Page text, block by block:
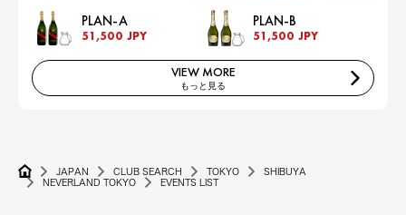
PLAN-A
51,500 JPY
PLAN-B
51,500 JPY
VIEW MORE
もっと見る
JAPAN CLUB SEARCH TOKYO
SHIBUYA
NEVERLAND TOKYO
EVENTS LIST